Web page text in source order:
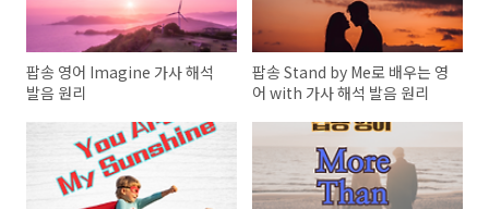
팝송 영어 Imagine 가사 해석
발음 원리
팝송 Stand by Me로 배우는 영
어 with 가사 해석 발음 원리